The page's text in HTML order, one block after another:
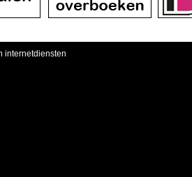
internetdiensten